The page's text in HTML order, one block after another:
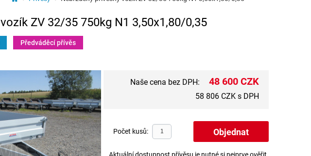
ZV 32/35 750kg N1 3,50x1,80/0,35
Předváděcí přívěs
Naše cena bez DPH: 48 600 CZK
58 806 CZK s DPH
Počet kusů: